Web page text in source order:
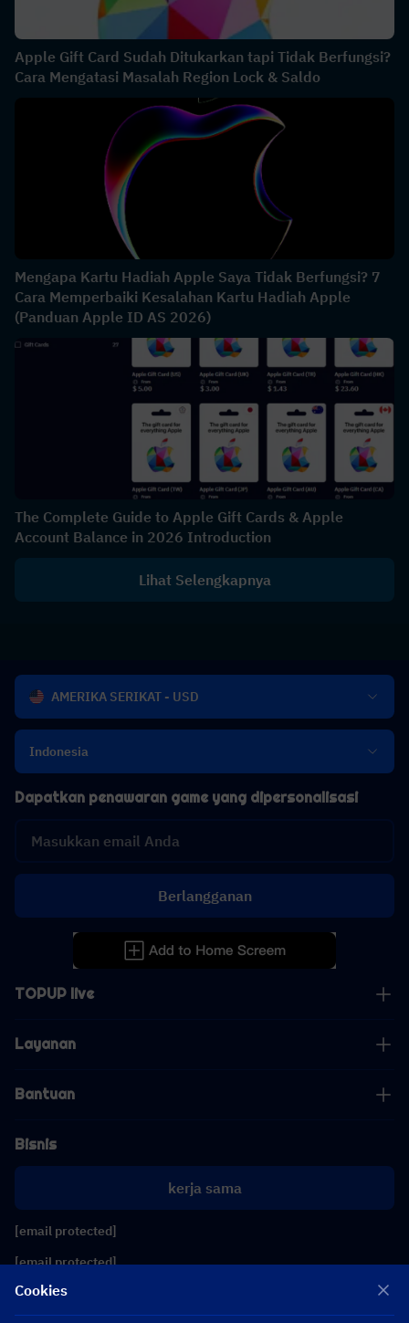
Apple Gift Card Sudah Ditukarkan tapi Tidak Berfungsi?
Cara Mengatasi Masalah Region Lock & Saldo
Mengapa Kartu Hadiah Apple Saya Tidak Berfungsi? 7
Cara Memperbaiki Kesalahan Kartu Hadiah Apple
(Panduan Apple ID AS 2026)
The Complete Guide to Apple Gift Cards & Apple
Account Balance in 2026 Introduction
Lihat Selengkapnya
AMERIKA SERIKAT - USD
Indonesia
TOPUP live
Layanan
Bantuan
Bisnis
kerja sama
[email protected]
[email protected]
Dapatkan penawaran game yang dipersonalisasi
Berlangganan
Ikuti kami
Cookies